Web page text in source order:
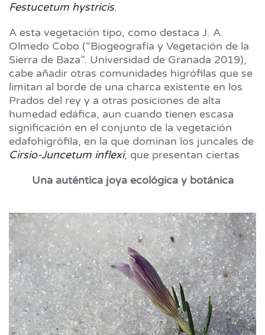
Festucetum hystricis.
A esta vegetación tipo, como destaca J. A.
Olmedo Cobo (“Biogeografía y Vegetación de la
Sierra de Baza”. Universidad de Granada 2019),
cabe añadir otras comunidades higrófilas que se
limitan al borde de una charca existente en los
Prados del rey y a otras posiciones de alta
humedad edáfica, aun cuando tienen escasa
significación en el conjunto de la vegetación
edafohigrófila, en la que dominan los juncales de
Cirsio-Juncetum inflexi, que presentan ciertas
Una auténtica joya ecológica y botánica